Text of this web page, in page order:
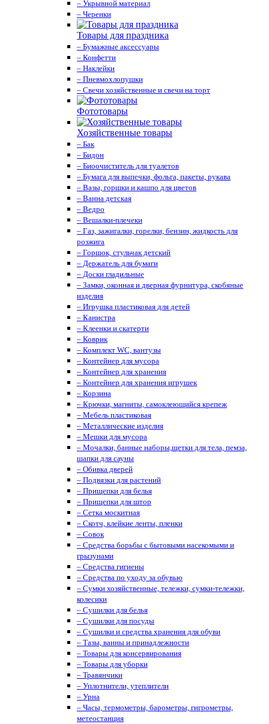
– Укрывной материал
– Черенки
Товары для праздника
– Бумажные аксессуары
– Конфетти
– Наклейки
– Пневмохлопушки
– Свечи хозяйственные и свечи на торт
Фототовары
Хозяйственные товары
– Бак
– Бидон
– Биоочиститель для туалетов
– Бумага для выпечки, фольга, пакеты, рукава
– Вазы, горшки и кашпо для цветов
– Ванна детская
– Ведро
– Вешалки-плечеки
– Газ, зажигалки, горелки, бензин, жидкость для
розжига
– Горшок, стульчак детский
– Держатель для бумаги
– Доски гладильные
– Замки, оконная и дверная фурнитура, скобяные
изделия
– Игрушка пластиковая для детей
– Канистра
– Клеенки и скатерти
– Коврик
– Комплект WC, вантузы
– Контейнер для мусора
– Контейнер для хранения
– Контейнер для хранения игрушек
– Корзина
– Крючки, магниты, cамоклеющийся крепеж
– Мебель пластиковая
– Металлические изделия
– Мешки для мусора
– Мочалки, банные наборы,щетки для тела, пемза,
шапки для сауны
– Обивка дверей
– Подвязки для растений
– Прищепки для белья
– Прищепки для штор
– Сетка москитная
– Скотч, клейкие ленты, пленки
– Совок
– Средства борьбы с бытовыми насекомыми и
грызунами
– Средства гигиены
– Средства по уходу за обувью
– Сумки хозяйственные, тележки, сумки-тележки,
колесики
– Сушилки для белья
– Сушилки для посуды
– Сушилки и средства хранения для обуви
– Тазы, ванны и принадлежности
– Товары для консервирования
– Товары для уборки
– Травянчики
– Уплотнители, утеплители
– Урна
– Часы, термометры, барометры, гигрометры,
метеостанция